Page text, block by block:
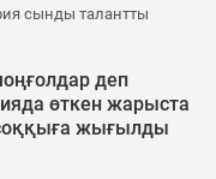
сынды талантты
деп
өткен жарыста
жығылды